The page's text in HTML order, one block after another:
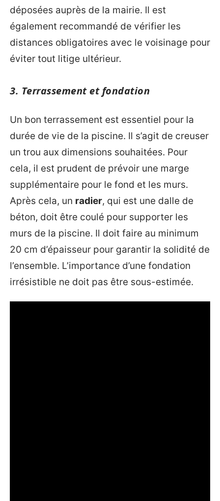
déposées auprès de la mairie. Il est
également recommandé de vérifier les
distances obligatoires avec le voisinage pour
éviter tout litige ultérieur.
3. Terrassement et fondation
Un bon terrassement est essentiel pour la
durée de vie de la piscine. Il s’agit de creuser
un trou aux dimensions souhaitées. Pour
cela, il est prudent de prévoir une marge
supplémentaire pour le fond et les murs.
Après cela, un radier, qui est une dalle de
béton, doit être coulé pour supporter les
murs de la piscine. Il doit faire au minimum
20 cm d’épaisseur pour garantir la solidité de
l’ensemble. L’importance d’une fondation
irrésistible ne doit pas être sous-estimée.